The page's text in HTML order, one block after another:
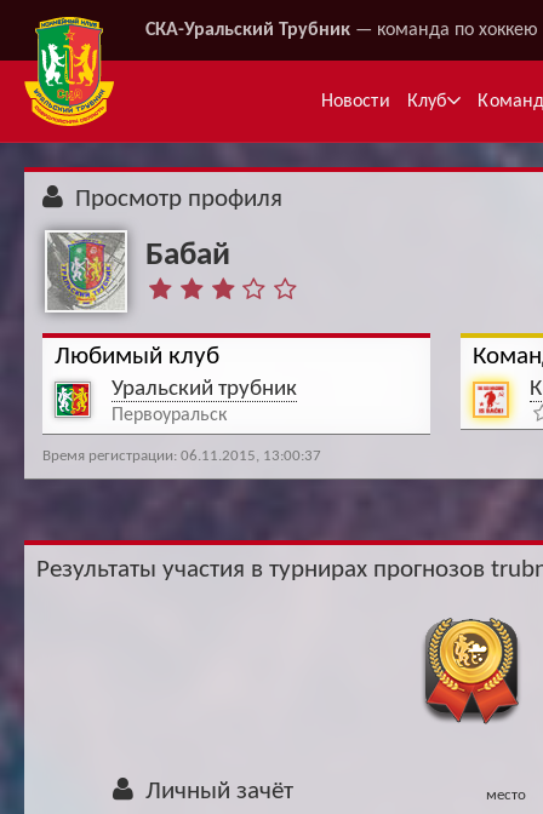
СКА-Уральский Трубник — команда по хоккею
Новости Клуб
Просмотр профиля
Бабай
Любимый клуб
Уральский трубник
Первоуральск
Время регистрации: 06.11.2015, 13:00:37
Результаты участия в турнирах прогнозов
Личный зачёт место